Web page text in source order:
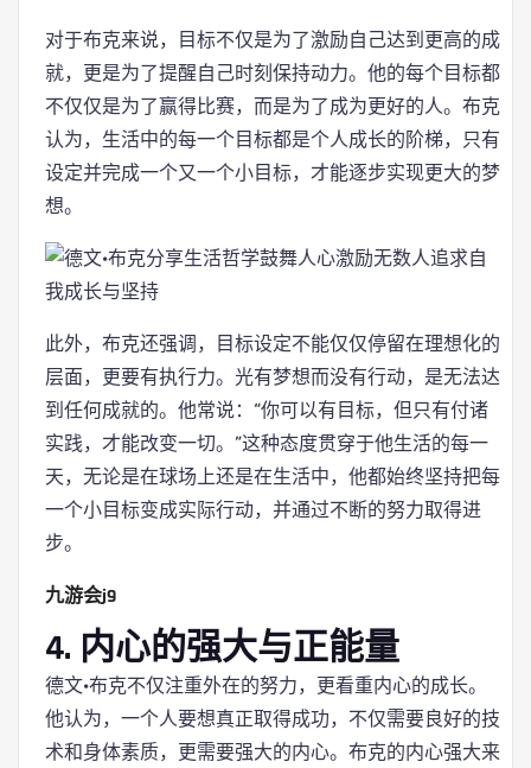
对于布克来说，目标不仅是为了激励自己达到更高的成
就，更是为了提醒自己时刻保持动力。他的每个目标都
不仅仅是为了赢得比赛，而是为了成为更好的人。布克
认为，生活中的每一个目标都是个人成长的阶梯，只有
设定并完成一个又一个小目标，才能逐步实现更大的梦
想。
此外，布克还强调，目标设定不能仅仅停留在理想化的
层面，更要有执行力。光有梦想而没有行动，是无法达
到任何成就的。他常说：“你可以有目标，但只有付诸
实践，才能改变一切。”这种态度贯穿于他生活的每一
天，无论是在球场上还是在生活中，他都始终坚持把每
一个小目标变成实际行动，并通过不断的努力取得进
步。
九游会j9
4. 内心的强大与正能量
德文·布克不仅注重外在的努力，更看重内心的成长。
他认为，一个人要想真正取得成功，不仅需要良好的技
术和身体素质，更需要强大的内心。布克的内心强大来